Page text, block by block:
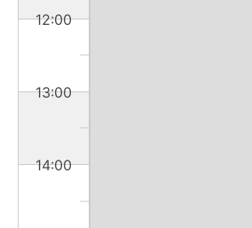
12:00
13:00
14:00